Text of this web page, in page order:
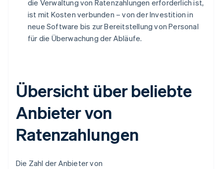
die Verwaltung von Ratenzahlungen erforderlich ist,
ist mit Kosten verbunden – von der Investition in
neue Software bis zur Bereitstellung von Personal
für die Überwachung der Abläufe.
Übersicht über beliebte
Anbieter von
Ratenzahlungen
Die Zahl der Anbieter von